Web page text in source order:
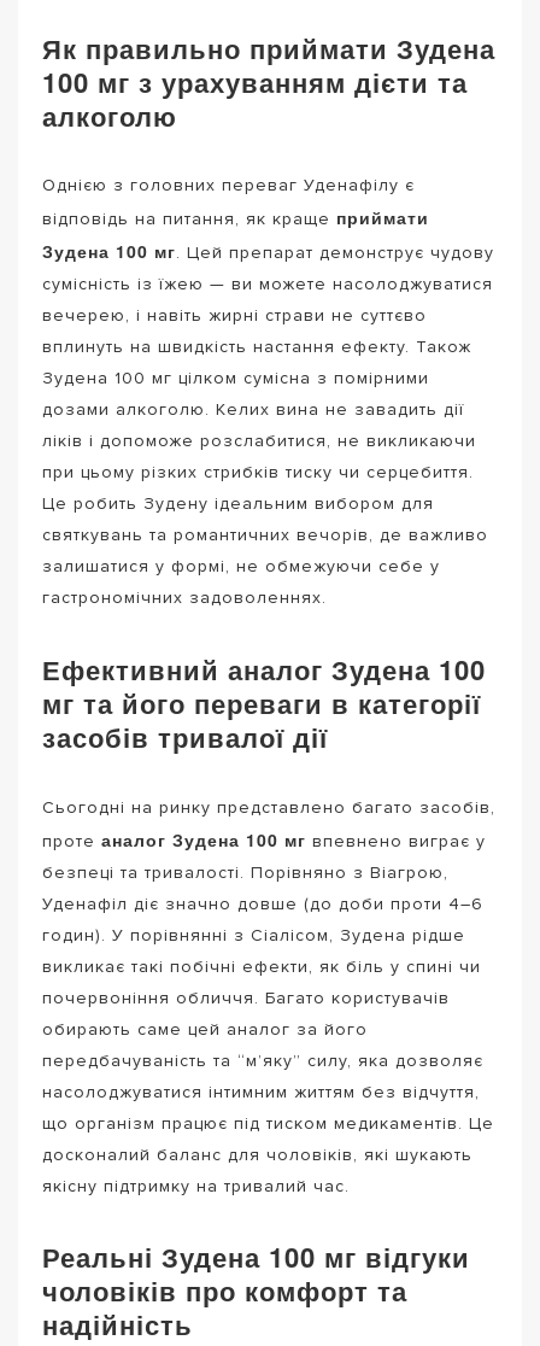
Як правильно приймати Зудена
100 мг з урахуванням дієти та
алкоголю
Однією з головних переваг Уденафілу є
відповідь на питання, як краще приймати
Зудена 100 мг. Цей препарат демонструє чудову
сумісність із їжею — ви можете насолоджуватися
вечерею, і навіть жирні страви не суттєво
вплинуть на швидкість настання ефекту. Також
Зудена 100 мг цілком сумісна з помірними
дозами алкоголю. Келих вина не завадить дії
ліків і допоможе розслабитися, не викликаючи
при цьому різких стрибків тиску чи серцебиття.
Це робить Зудену ідеальним вибором для
святкувань та романтичних вечорів, де важливо
залишатися у формі, не обмежуючи себе у
гастрономічних задоволеннях.
Ефективний аналог Зудена 100
мг та його переваги в категорії
засобів тривалої дії
Сьогодні на ринку представлено багато засобів,
проте аналог Зудена 100 мг впевнено виграє у
безпеці та тривалості. Порівняно з Віагрою,
Уденафіл діє значно довше (до доби проти 4–6
годин). У порівнянні з Сіалісом, Зудена рідше
викликає такі побічні ефекти, як біль у спині чи
почервоніння обличчя. Багато користувачів
обирають саме цей аналог за його
передбачуваність та “м’яку” силу, яка дозволяє
насолоджуватися інтимним життям без відчуття,
що організм працює під тиском медикаментів. Це
досконалий баланс для чоловіків, які шукають
якісну підтримку на тривалий час.
Реальні Зудена 100 мг відгуки
чоловіків про комфорт та
надійність